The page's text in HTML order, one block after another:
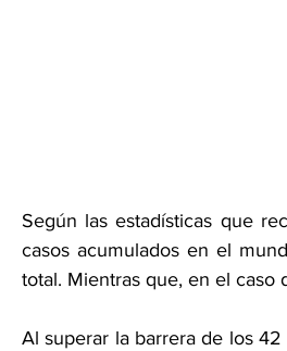
Según las estadísticas que
casos acumulados en el
total. Mientras que, en el caso
Al superar la barrera de los